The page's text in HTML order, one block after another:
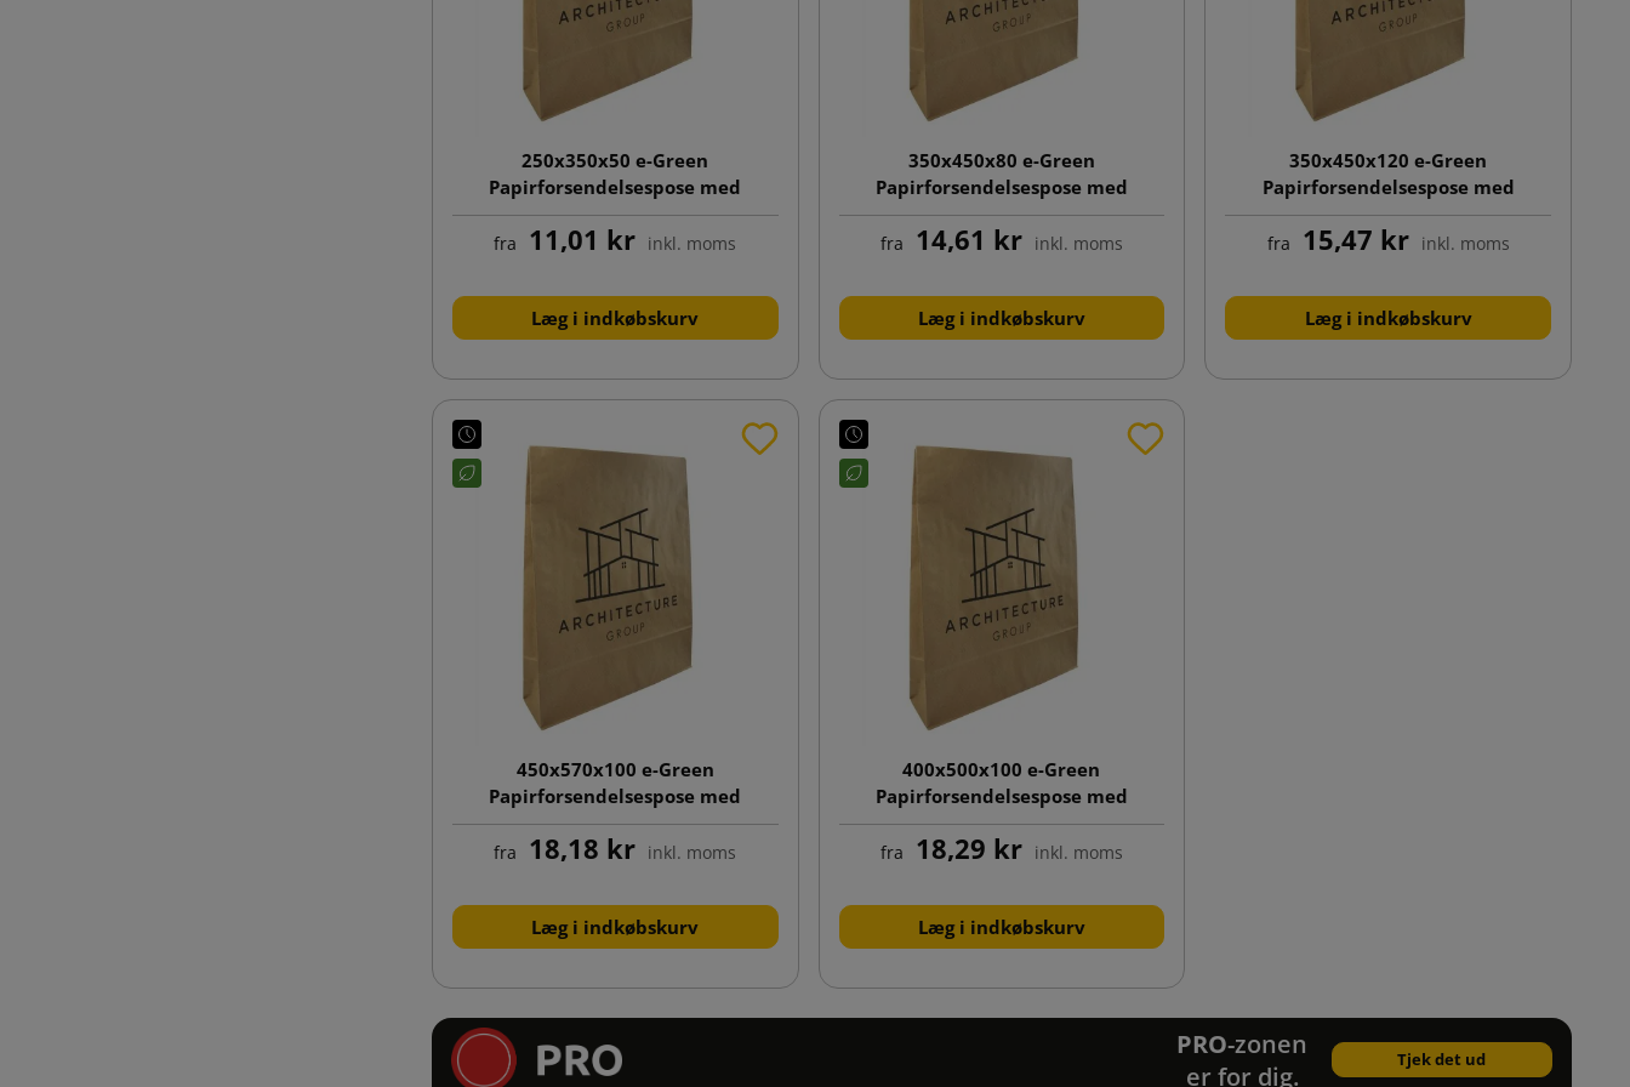
250x350x50 e-Green
Papirforsendelsespose med
klodsbund og enkeltsidet tryk
fra 11,01 kr inkl. moms
Læg i indkøbskurv
350x450x80 e-Green
Papirforsendelsespose med
klodsbund og enkeltsidet tryk
fra 14,61 kr inkl. moms
Læg i indkøbskurv
350x450x120 e-Green
Papirforsendelsespose med
klodsbund og enkeltsidet tryk
fra 15,47 kr inkl. moms
Læg i indkøbskurv
450x570x100 e-Green
Papirforsendelsespose med
klodsbund og enkeltsidet tryk
fra 18,18 kr inkl. moms
Læg i indkøbskurv
400x500x100 e-Green
Papirforsendelsespose med
klodsbund og enkeltsidet tryk
fra 18,29 kr inkl. moms
Læg i indkøbskurv
PRO-zonen
er for dig.
Tjek det ud